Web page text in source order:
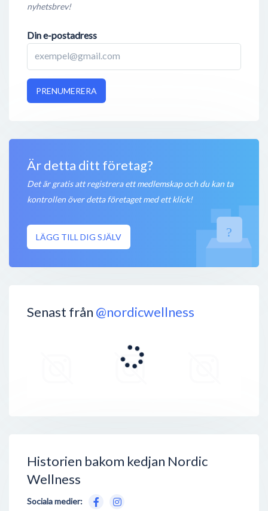
nyhetsbrev!
Din e-postadress
PRENUMERERA
Är detta ditt företag?
Det är gratis att registrera ett medlemskap och du kan ta
kontrollen över detta företaget med ett klick!
LÄGG TILL DIG SJÄLV
Senast från @nordicwellness
Historien bakom kedjan Nordic
Wellness
Sociala medier: